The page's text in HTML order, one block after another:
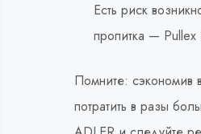
Есть риск
пропитка — Pullex
Помните: сэкономив
потратить в разы